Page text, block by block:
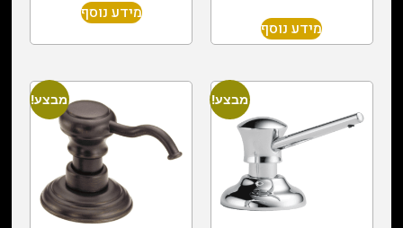
מידע נוסף
מידע נוסף
מבצע! מבצע!